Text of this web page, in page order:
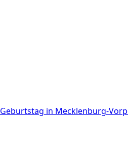
Geburtstag in Mecklenburg-